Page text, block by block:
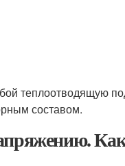
теплоотводящую
составом.